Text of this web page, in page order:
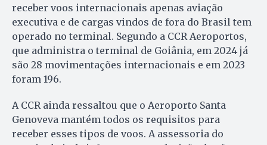
receber voos internacionais apenas aviação
executiva e de cargas vindos de fora do Brasil tem
operado no terminal. Segundo a CCR Aeroportos,
que administra o terminal de Goiânia, em 2024 já
são 28 movimentações internacionais e em 2023
foram 196.
A CCR ainda ressaltou que o Aeroporto Santa
Genoveva mantém todos os requisitos para
receber esses tipos de voos. A assessoria do